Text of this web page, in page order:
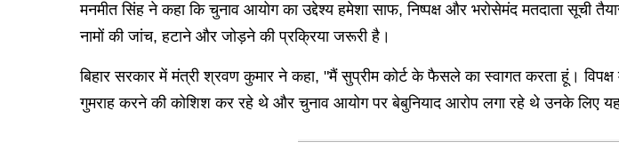
मनमीत सिंह ने कहा कि चुनाव आयोग का उद्देश्य हमेशा साफ, निष्पक्ष और भरोसेमंद मतदाता
नामों की जांच, हटाने और जोड़ने की प्रक्रिया जरूरी है।
बिहार सरकार में मंत्री श्रवण कुमार ने कहा, "मैं सुप्रीम कोर्ट के फैसले का स्वागत करता हूं।
गुमराह करने की कोशिश कर रहे थे और चुनाव आयोग पर बेबुनियाद आरोप लगा रहे थे उनके लिए